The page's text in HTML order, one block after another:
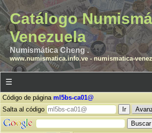
Catálogo
Venezuela
Numismática Cheng .
www.numismatica.info.ve- numismatica-
☰
Código de página ml5bs-ca01@
Salta al código